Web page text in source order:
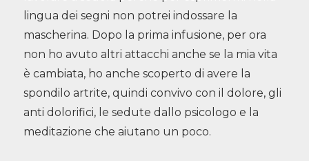
lingua dei segni non potrei indossare la
mascherina. Dopo la prima infusione, per ora
non ho avuto altri attacchi anche se la mia vita
è cambiata, ho anche scoperto di avere la
spondilo artrite, quindi convivo con il dolore, gli
anti dolorifici, le sedute dallo psicologo e la
meditazione che aiutano un poco.